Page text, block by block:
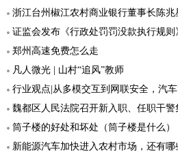
浙江台州椒江农村商业银行董事长陈
证监会发布《行政处罚罚没款执行规则
郑州高速免费怎么走
凡人微光 | 山村“追风”教师
行业观点|从多模交互到网联安全，汽
魏都区人民法院召开新入职、任职干
筒子楼的好处和坏处（筒子楼是什么）
新能源汽车加快进入农村市场，还有哪